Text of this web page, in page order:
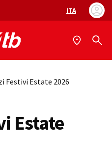
Selezione
ITA
Festivi Estate 2026
Estate